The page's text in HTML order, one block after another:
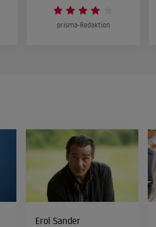
prisma-Redaktion
Erol Sander